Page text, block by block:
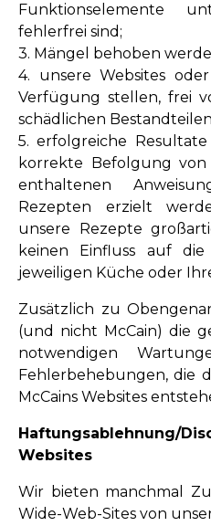
Funktionselemente
fehlerfrei sind;
3. Mängel behoben
4. unsere Websites
Verfügung stellen, frei
schädlichen
5. erfolgreiche
korrekte Befolgung
enthaltenen
Rezepten erzielt
unsere Rezepte
keinen Einfluss auf
jeweiligen Küche oder
Zusätzlich zu
(und nicht McCain) die
notwendigen
Fehlerbehebungen, die
McCains Websites
Haftungsablehnung/
Websites
Wir bieten manchmal
Wide-Web-Sites von